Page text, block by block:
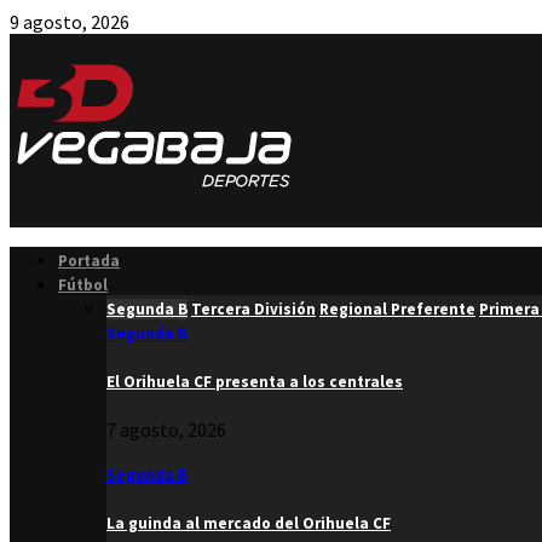
9 agosto, 2026
Portada
Fútbol
Segunda B Tercera División Regional Preferente
Segunda B
El Orihuela CF presenta a los centrales
7 agosto, 2026
Segunda B
La guinda al mercado del Orihuela CF